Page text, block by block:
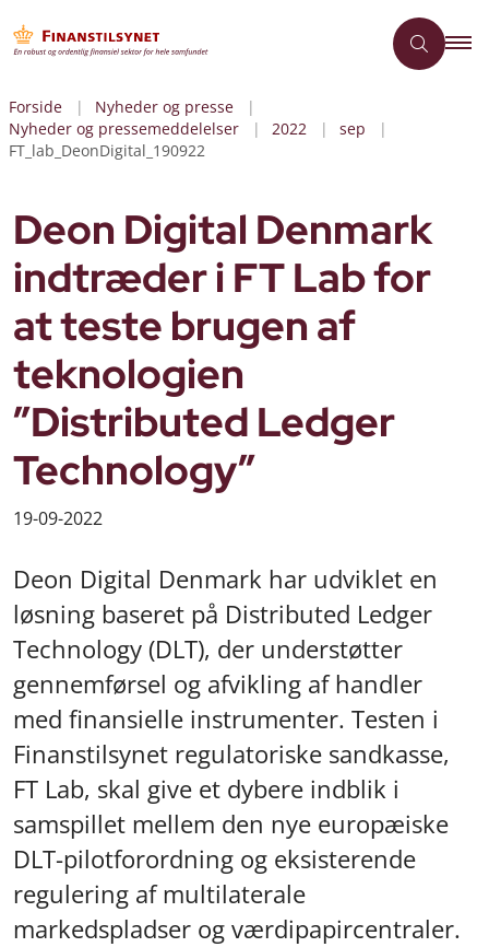
Forside
Nyheder og presse
Nyheder og pressemeddelelser
2022
sep
FT_lab_DeonDigital_190922
Deon Digital Denmark
indtræder i FT Lab for
at teste brugen af
teknologien
”Distributed Ledger
Technology”
19-09-2022
Deon Digital Denmark har udviklet en
løsning baseret på Distributed Ledger
Technology (DLT), der understøtter
gennemførsel og afvikling af handler
med finansielle instrumenter. Testen i
Finanstilsynet regulatoriske sandkasse,
FT Lab, skal give et dybere indblik i
samspillet mellem den nye europæiske
DLT-pilotforordning og eksisterende
regulering af multilaterale
markedspladser og værdipapircentraler.